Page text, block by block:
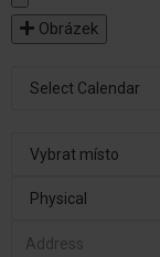
Obrázek